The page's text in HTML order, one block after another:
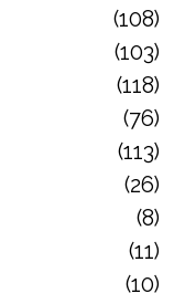
108
103
118
76
113
26
8
11
10